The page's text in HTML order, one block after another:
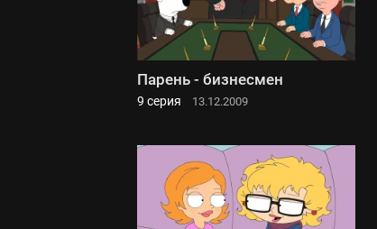
Парень - бизнесмен
9 серия 13.12.2009